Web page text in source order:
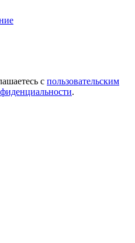
с пользовательским
.